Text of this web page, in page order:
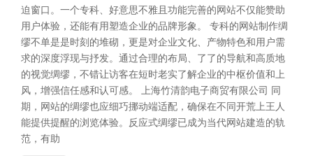
迫窗口。一个专科、好意思不雅且功能完善的网站不仅能赞助
用户体验，还能有用塑造企业的品牌形象。 专科的网站制作绸
缪不单是是时刻的堆砌，更是对企业文化、产物特色和用户需
求的深度浮现与抒发。通过合理的布局、了了的导航和高质地
的视觉绸缪，不错让访客在短时老实了解企业的中枢价值和上
风，增强信任感和认可感。 上海竹清韵电子商贸有限公司 同
期，网站的绸缪也应细巧挪动端适配，确保在不同开荒上王人
能提供提醒的浏览体验。反应式绸缪已成为当代网站建造的轨
范，有助